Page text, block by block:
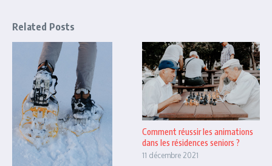
Related Posts
Comment réussir les animations
dans les résidences seniors ?
11 décembre 2021